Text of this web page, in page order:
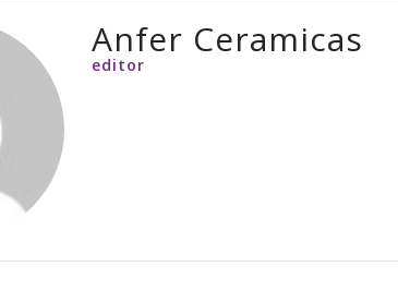
Anfer Ceramicas
editor